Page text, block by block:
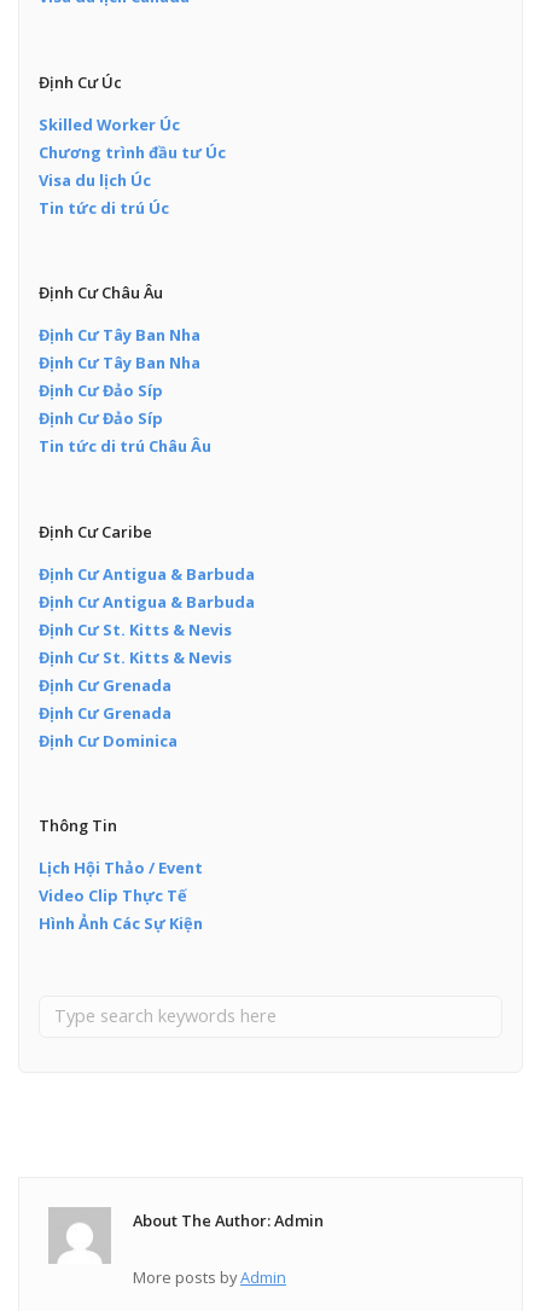
Định Cư Úc
Skilled Worker Úc
Chương trình đầu tư Úc
Visa du lịch Úc
Tin tức di trú Úc
Định Cư Châu Âu
Định Cư Tây Ban Nha
Định Cư Tây Ban Nha
Định Cư Đảo Síp
Định Cư Đảo Síp
Tin tức di trú Châu Âu
Định Cư Caribe
Định Cư Antigua & Barbuda
Định Cư Antigua & Barbuda
Định Cư St. Kitts & Nevis
Định Cư St. Kitts & Nevis
Định Cư Grenada
Định Cư Grenada
Định Cư Dominica
Thông Tin
Lịch Hội Thảo / Event
Video Clip Thực Tế
Hình Ảnh Các Sự Kiện
About The Author: Admin
More posts byAdmin